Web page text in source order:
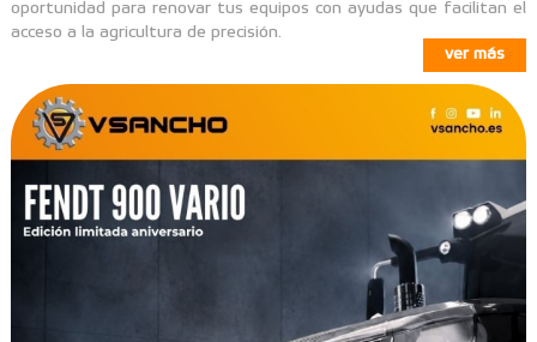
oportunidad para renovar tus equipos con ayudas que facilitan el
acceso a la agricultura de precisión.
ver más